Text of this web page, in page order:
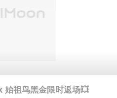
祖鸟黑金限时返场💥